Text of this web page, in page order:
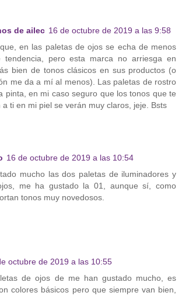
de ailec 16 de octubre de 2019 a las 9:58
en las paletas de ojos se echa de menos
tendencia, pero esta marca no arriesga en
bien de tonos clásicos en sus productos (o
me da a mí al menos). Las paletas de rostro
pinta, en mi caso seguro que los tonos que te
a ti en mi piel se verán muy claros, jeje. Bsts
16 de octubre de 2019 a las 10:54
mucho las dos paletas de iluminadores y
me ha gustado la 01, aunque sí, como
tonos muy novedosos.
octubre de 2019 a las 10:55
de ojos de me han gustado mucho, es
colores básicos pero que siempre van bien,